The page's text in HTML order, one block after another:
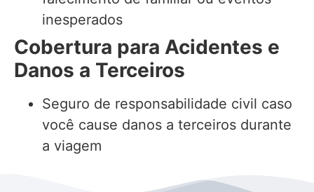
inesperados
Cobertura para Acidentes e
Danos a Terceiros
Seguro de responsabilidade civil caso
você cause danos a terceiros durante
a viagem